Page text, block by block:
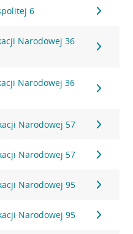
6
Narodowej 36
Narodowej 36
Narodowej 57
Narodowej 57
Narodowej 95
Narodowej 95